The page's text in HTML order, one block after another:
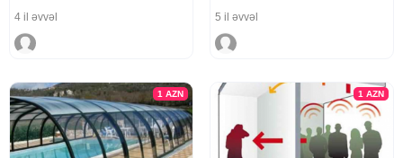
4 il əvvəl 5 il əvvəl
1AZN 1 AZN